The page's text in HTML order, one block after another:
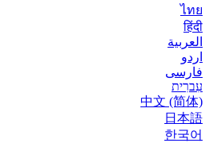
ไทย
हिंदी
العربية
اردو
فارسی
עִברִית
中文 (简体)
日本語
한국어